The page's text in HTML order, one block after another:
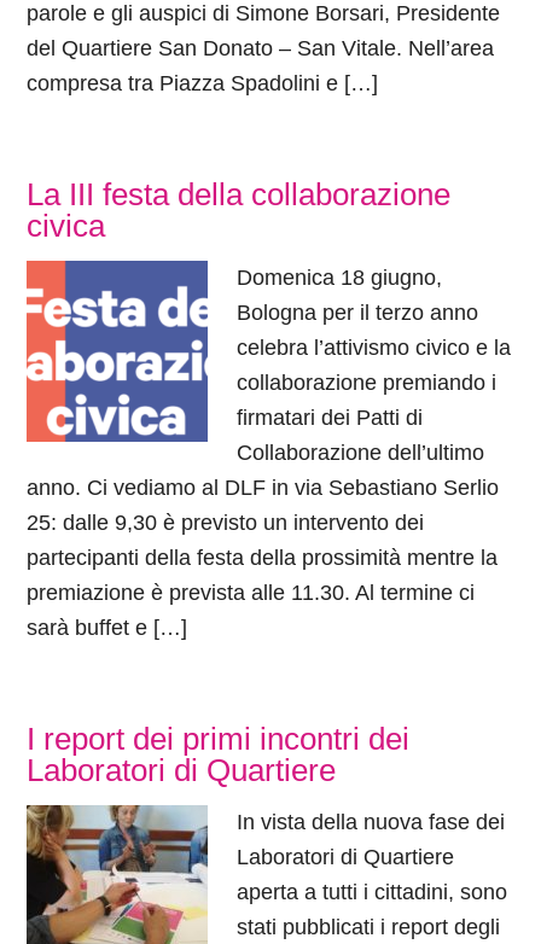
parole e gli auspici di Simone Borsari, Presidente
del Quartiere San Donato – San Vitale. Nell’area
compresa tra Piazza Spadolini e […]
La III festa della collaborazione
civica
Domenica 18 giugno,
Bologna per il terzo anno
celebra l’attivismo civico e la
collaborazione premiando i
firmatari dei Patti di
Collaborazione dell’ultimo
anno. Ci vediamo al DLF in via Sebastiano Serlio
25: dalle 9,30 è previsto un intervento dei
partecipanti della festa della prossimità mentre la
premiazione è prevista alle 11.30. Al termine ci
sarà buffet e […]
I report dei primi incontri dei
Laboratori di Quartiere
In vista della nuova fase dei
Laboratori di Quartiere
aperta a tutti i cittadini, sono
stati pubblicati i report degli